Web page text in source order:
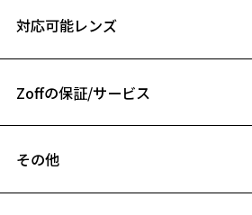
ユニセックス向けにシンプルでオシャレなイ
ZJ71017-43A1：肌にも髪の色にもなじみや
ZJ71017-49E1：フロントがべっ甲とブラッ
ZJ71017-B-1：ブラックでカジュアルさの中
B ブリッジ(鼻部分)の横幅：19mm
対応可能レンズ
フレームとレンズの合計料金
Zoffの保証/サービス
その他